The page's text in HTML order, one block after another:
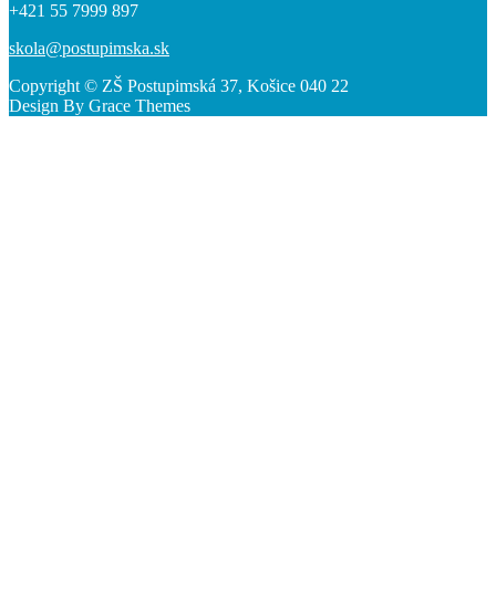
+421 55 7999 897
skola@postupimska.sk
Copyright © ZŠ Postupimská 37, Košice 040 22
Design By Grace Themes